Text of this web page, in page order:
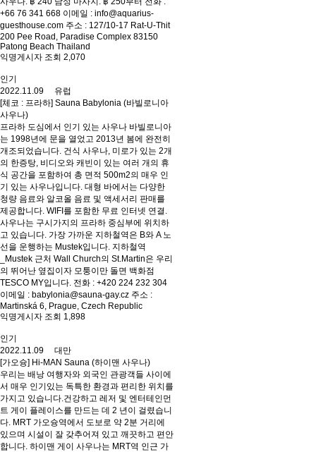
+66 76 341 668 이메일 : info@aquarius-
guesthouse.com 주소 : 127/10-17 Rat-U-Thit
200 Pee Road, Paradise Complex 83150
Patong Beach Thailand
익명게시자 조회 2,070
인기
2022.11.09 유럽
[체코 : 프라하] Sauna Babylonia (바빌로니아
사우나)
프라하 도심에서 인기 있는 사우나 바빌로니아
는 1998년에 문을 열었고 2013년 봄에 완전히
개조되었습니다. 건식 사우나, 미로가 있는 2개
의 한증탕, 비디오와 캐빈이 있는 여러 개의 휴
식 공간을 포함하여 총 면적 500m2의 매우 인
기 있는 사우나입니다. 대형 바에서는 다양한
청량 음료와 알코올 음료 및 액세서리 판매를
제공합니다. WIFI를 포함한 무료 인터넷 연결.
사우나는 구시가지의 프라하 중심부에 위치하
고 있습니다. 가장 가까운 지하철역은 B와 A 노
선을 운행하는 Mustek입니다. 지하철역
_Mustek 근처 Wall Church의 St.Martin은 우리
의 뛰어난 옆집이자 모퉁이만 돌면 백화점
TESCO MY입니다. 전화 : +420 224 232 304
이메일 : babylonia@sauna-gay.cz 주소 :
Martinská 6, Prague, Czech Republic
익명게시자 조회 1,898
인기
2022.11.09 대만
[가오슝] Hi-MAN Sauna (하이맨 사우나)
우리는 배낭 여행자와 외국인 관광객들 사이에
서 매우 인기있는 독특한 환경과 편리한 위치를
가지고 있습니다.건강하고 레저 및 엔터테인먼
트 게이 플레이스를 만드는 데 2 년이 걸렸습니
다. MRT 가오슝역에서 도보로 약 2분 거리에
있으며 시설이 잘 갖추어져 있고 깨끗하고 편안
합니다. 하이맨 게이 사우나는 MRT역 인근 가